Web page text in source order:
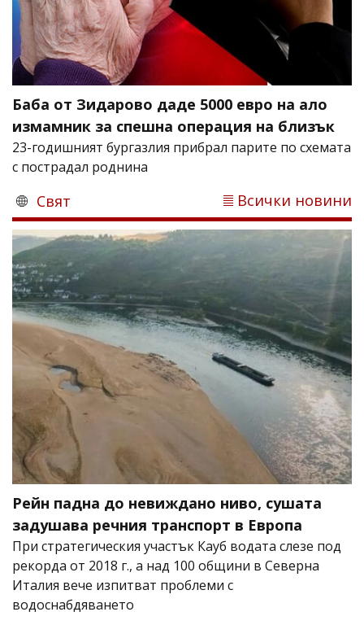
Баба от Зидарово даде 5000 евро на ало
измамник за спешна операция на близък
23-годишният бургазлия прибрал парите по схемата
с пострадал роднина
Свят Всички новини
Рейн падна до невиждано ниво, сушата
задушава речния транспорт в Европа
При стратегическия участък Кауб водата слезе под
рекорда от 2018 г., а над 100 общини в Северна
Италия вече изпитват проблеми с
водоснабдяването